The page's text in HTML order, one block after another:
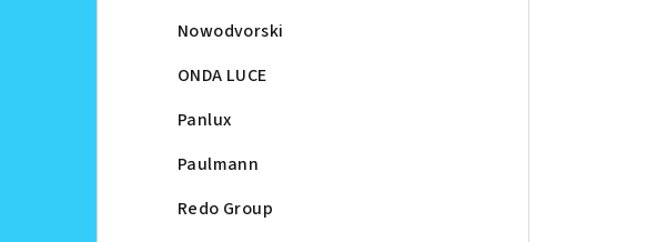
Nowodvorski
ONDA LUCE
Panlux
Paulmann
Redo Group